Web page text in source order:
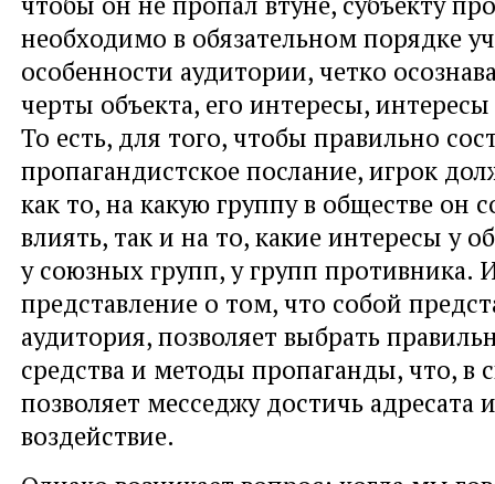
необходимо в обязательном порядке
особенности аудитории, четко
черты объекта, его интересы,
То есть, для того, чтобы правильно
пропагандистское послание, игрок
как то, на какую группу в обществе он
влиять, так и на то, какие интересы у
у союзных групп, у групп противника.
представление о том, что собой
аудитория, позволяет выбрать
средства и методы пропаганды, что, в
позволяет месседжу достичь адресата
воздействие.